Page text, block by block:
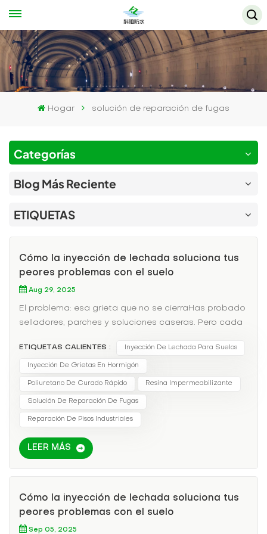
Hogar solución de reparación de fugas
Categorías
Blog Más Reciente
ETIQUETAS
Cómo la inyección de lechada soluciona tus
peores problemas con el suelo
Aug 29, 2025
El problema: esa grieta que no se cierraHas probado
selladores, parches y soluciones caseras. Pero cada
hormigón de tu sótano, garaje o almacén. ¿El
resultado? Crecimiento de moho, daños en el
inventario y reparaciones costosas. Los métodos
tradicionales fallan porque solo abordan la
superficie, no la raíz del problema.Por qué la
inyección de lechada es un cambio radicalLa
inyección de lechada no es solo otra solución; es una
solución permanenteHe aquí por qué:✅ Penetración
incluso los huecos ocultos.✅ Curación
ultrarrápida:Algunas lechadas de poliuretano se
ETIQUETAS CALIENTES : Inyección De Lechada Para Suelos
Inyección De Grietas En Hormigón
Poliuretano De Curado Rápido Resina Impermeabilizante
Solución De Reparación De Fugas
Reparación De Pisos Industriales
LEER MÁS
Cómo la inyección de lechada soluciona tus
peores problemas con el suelo
Sep 05, 2025